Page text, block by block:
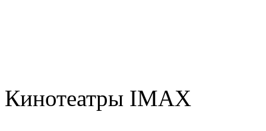
Кинотеатры IMAX